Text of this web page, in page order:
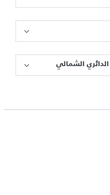
الشمالي